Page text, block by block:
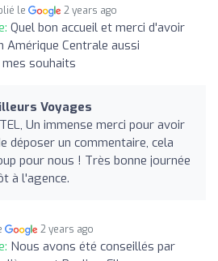
le 2 years ago
Quel bon accueil et merci d'avoir
Amérique Centrale aussi
souhaits
Voyages
Un immense merci pour avoir
déposer un commentaire, cela
pour nous ! Très bonne journée
à l'agence.
2 years ago
Nous avons été conseillés par